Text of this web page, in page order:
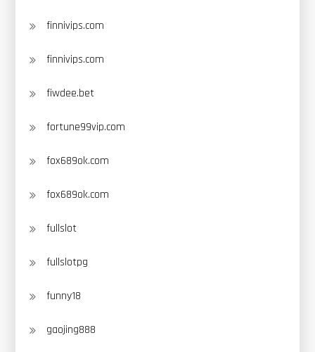
finnivips.com
finnivips.com
fiwdee.bet
fortune99vip.com
fox689ok.com
fox689ok.com
fullslot
fullslotpg
funny18
gaojing888